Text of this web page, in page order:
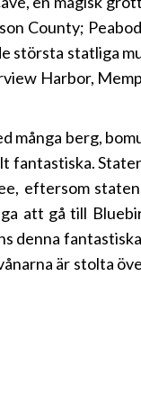
County;
största statliga
Harbor,
berg,
fantastiska.
eftersom
att gå till
är stolta